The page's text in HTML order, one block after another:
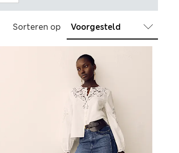
Sorteren op